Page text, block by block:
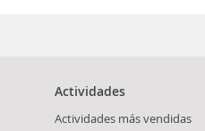
Actividades
Actividades más vendidas